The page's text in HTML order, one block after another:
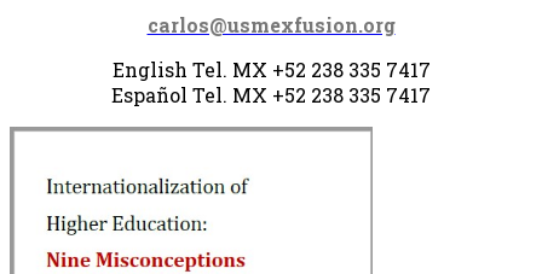
carlos@usmexfusion.org
English Tel. MX +52 238 335 7417
Español Tel. MX +52 238 335 7417